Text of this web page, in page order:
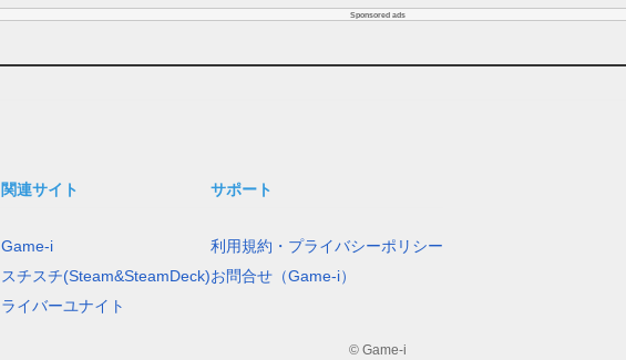
Sponsored ads
関連サイト
Game-i
スチスチ(Steam&SteamDeck)
ライバーユナイト
サポート
利用規約・プライバシーポリシー
お問合せ（Game-i）
© Game-i